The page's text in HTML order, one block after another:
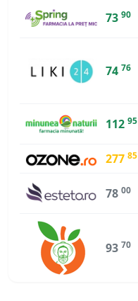
73 90
74 76
112 95
277 85
78 00
93 70